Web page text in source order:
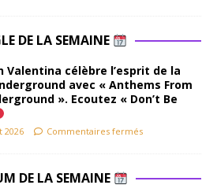
DE LA SEMAINE
Valentina célèbre l’esprit de la
avec « Anthems From
». Ecoutez « Don’t Be
2026 Commentaires fermés
DE LA SEMAINE